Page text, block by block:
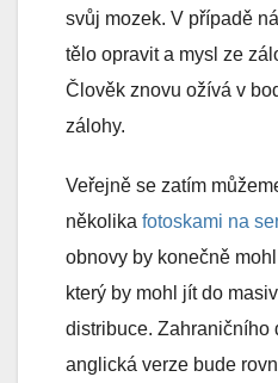
svůj mozek. V případě
tělo opravit a mysl ze
Člověk znovu ožívá v
zálohy.
Veřejně se zatím
několika fotoskami na
obnovy by konečně
který by mohl jít do
distribuce. Zahraničního
anglická verze bude